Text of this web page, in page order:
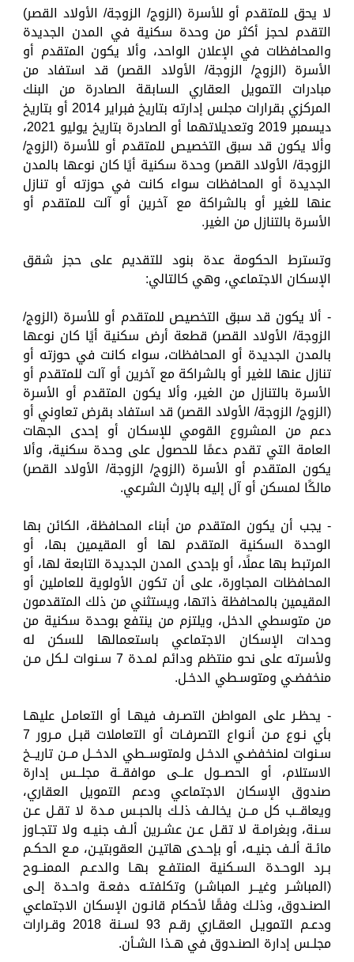
لا يحق للمتقدم أو للأسرة (الزوج/ الزوجة/ الأولاد القصر)
التقدم لحجز أكثر من وحدة سكنية في المدن الجديدة
والمحافظات في الإعلان الواحد، وألا يكون المتقدم أو
الأسرة (الزوج/ الزوجة/ الأولاد القصر) قد استفاد من
مبادرات التمويل العقاري السابقة الصادرة من البنك
المركزي بقرارات مجلس إدارته بتاريخ فبراير 2014 أو بتاريخ
ديسمبر 2019 وتعديلاتهما أو الصادرة بتاريخ يوليو 2021،
وألا يكون قد سبق التخصيص للمتقدم أو للأسرة (الزوج/
الزوجة/ الأولاد القصر) وحدة سكنية أيًا كان نوعها بالمدن
الجديدة أو المحافظات سواء كانت في حوزته أو تنازل
عنها للغير أو بالشراكة مع آخرين أو آلت للمتقدم أو
الأسرة بالتنازل من الغير.
وتسترط الحكومة عدة بنود للتقديم على حجز شقق
الإسكان الاجتماعي، وهي كالتالي:
- ألا يكون قد سبق التخصيص للمتقدم أو للأسرة (الزوج/
الزوجة/ الأولاد القصر) قطعة أرض سكنية أيًا كان نوعها
بالمدن الجديدة أو المحافظات، سواء كانت في حوزته أو
تنازل عنها للغير أو بالشراكة مع آخرين أو آلت للمتقدم أو
الأسرة بالتنازل من الغير، وألا يكون المتقدم أو الأسرة
(الزوج/ الزوجة/ الأولاد القصر) قد استفاد بقرض تعاوني أو
دعم من المشروع القومي للإسكان أو إحدى الجهات
العامة التي تقدم دعمًا للحصول على وحدة سكنية، وألا
يكون المتقدم أو الأسرة (الزوج/ الزوجة/ الأولاد القصر)
مالكًا لمسكن أو آل إليه بالإرث الشرعي.
- يجب أن يكون المتقدم من أبناء المحافظة، الكائن بها
الوحدة السكنية المتقدم لها أو المقيمين بها، أو
المرتبط بها عملًا، أو بإحدى المدن الجديدة التابعة لها، أو
المحافظات المجاورة، على أن تكون الأولوية للعاملين أو
المقيمين بالمحافظة ذاتها، ويستثني من ذلك المتقدمون
من متوسطي الدخل، ويلتزم من ينتفع بوحدة سكنية من
وحدات الإسكان الاجتماعي باستعمالها للسكن له
ولأسرته على نحو منتظم ودائم لمـدة 7 سـنوات لـكل مـن
منخفضـي ومتوسـطي الدخـل.
- يحظـر على المواطن التصـرف فيهـا أو التعامـل عليهـا
بأي نـوع مـن أنـواع التصرفـات أو التعاملات قبـل مـرور 7
سـنوات لمنخفضـي الدخـل ولمتوســطي الدخــل مــن تاريــخ
الاستلام، أو الحصــول علــى موافقــة مجلــس إدارة
صندوق الإسكان الاجتماعي ودعم التمويل العقاري،
ويعاقــب كل مــن يخالـف ذلـك بالحبـس مـدة لا تقـل عـن
سـنة، وبغرامـة لا تقـل عـن عشـرين ألـف جنيـه ولا تتجـاوز
مائـة ألـف جنيـه، أو بإحـدى هاتيـن العقوبتيـن، مـع الحكـم
بـرد الوحـدة السـكنية المنتفـع بهـا والدعـم الممنــوح
(المباشـر وغيــر المباشـر) وتكلفتـه دفعـة واحـدة إلـى
الصنـدوق، وذلـك وفقًا لأحكام قانـون الإسكان الاجتماعي
ودعـم التمويـل العقـاري رقـم 93 لسـنة 2018 وقـرارات
مجلـس إدارة الصنـدوق في هـذا الشـأن.